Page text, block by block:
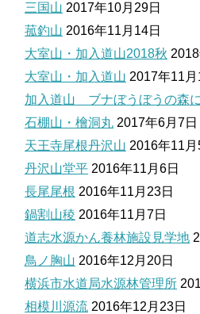
三国山 2017年10月29日
菰釣山 2016年11月14日
大室山・加入道山2018秋
大室山・加入道山 2017年11月
加入道山 ブナぼうぼうの森
石棚山・檜洞丸 2017年6月7日
天王寺尾根丹沢山 2016年11月
丹沢山堂平 2016年11月6日
長尾尾根 2016年11月23日
鍋割山稜 2016年11月7日
道志水源かん養林施設見学地
鳥ノ胸山 2016年12月20日
横浜市水道局水源林管理所
相模川源流 2016年12月23日